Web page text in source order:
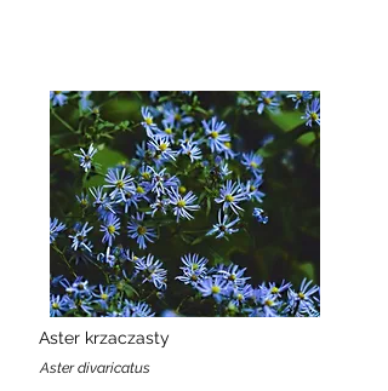
Aster krzaczasty
Aster divaricatus